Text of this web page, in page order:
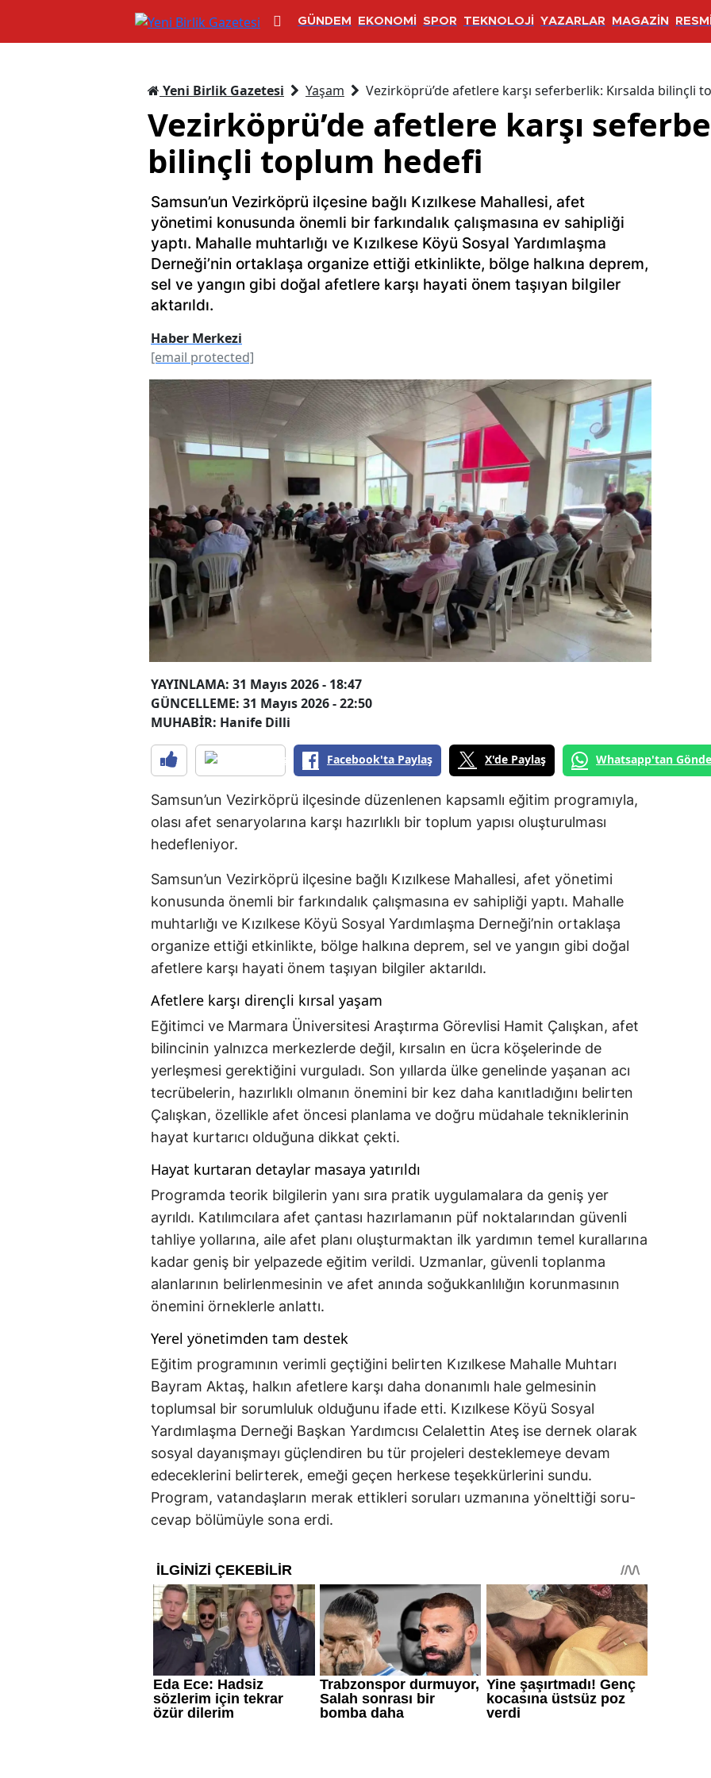
GÜNDEM EKONOMİ SPOR TEKNOLOJİ YAZARLAR MAGAZİN
Yeni Birlik Gazetesi Yaşam Vezirköprü’de afetlere karşı seferberlik: Kırsalda bilinçli
Vezirköprü’de afetlere karşı
bilinçli toplum hedefi
Samsun’un Vezirköprü ilçesine bağlı Kızılkese Mahallesi, afet
yönetimi konusunda önemli bir farkındalık çalışmasına ev sahipliği
yaptı. Mahalle muhtarlığı ve Kızılkese Köyü Sosyal Yardımlaşma
Derneği’nin ortaklaşa organize ettiği etkinlikte, bölge halkına deprem,
sel ve yangın gibi doğal afetlere karşı hayati önem taşıyan bilgiler
aktarıldı.
Haber Merkezi
[email protected]
YAYINLAMA: 31 Mayıs 2026 - 18:47
GÜNCELLEME: 31 Mayıs 2026 - 22:50
MUHABİR: Hanife Dilli
Facebook'ta Paylaş X'de Paylaş Whatsapp'tan
Samsun’un Vezirköprü ilçesinde düzenlenen kapsamlı eğitim programıyla,
olası afet senaryolarına karşı hazırlıklı bir toplum yapısı oluşturulması
hedefleniyor.
Samsun’un Vezirköprü ilçesine bağlı Kızılkese Mahallesi, afet yönetimi
konusunda önemli bir farkındalık çalışmasına ev sahipliği yaptı. Mahalle
muhtarlığı ve Kızılkese Köyü Sosyal Yardımlaşma Derneği’nin ortaklaşa
organize ettiği etkinlikte, bölge halkına deprem, sel ve yangın gibi doğal
afetlere karşı hayati önem taşıyan bilgiler aktarıldı.
Afetlere karşı dirençli kırsal yaşam
Eğitimci ve Marmara Üniversitesi Araştırma Görevlisi Hamit Çalışkan, afet
bilincinin yalnızca merkezlerde değil, kırsalın en ücra köşelerinde de
yerleşmesi gerektiğini vurguladı. Son yıllarda ülke genelinde yaşanan acı
tecrübelerin, hazırlıklı olmanın önemini bir kez daha kanıtladığını belirten
Çalışkan, özellikle afet öncesi planlama ve doğru müdahale tekniklerinin
hayat kurtarıcı olduğuna dikkat çekti.
Hayat kurtaran detaylar masaya yatırıldı
Programda teorik bilgilerin yanı sıra pratik uygulamalara da geniş yer
ayrıldı. Katılımcılara afet çantası hazırlamanın püf noktalarından güvenli
tahliye yollarına, aile afet planı oluşturmaktan ilk yardımın temel kurallarına
kadar geniş bir yelpazede eğitim verildi. Uzmanlar, güvenli toplanma
alanlarının belirlenmesinin ve afet anında soğukkanlılığın korunmasının
önemini örneklerle anlattı.
Yerel yönetimden tam destek
Eğitim programının verimli geçtiğini belirten Kızılkese Mahalle Muhtarı
Bayram Aktaş, halkın afetlere karşı daha donanımlı hale gelmesinin
toplumsal bir sorumluluk olduğunu ifade etti. Kızılkese Köyü Sosyal
Yardımlaşma Derneği Başkan Yardımcısı Celalettin Ateş ise dernek olarak
sosyal dayanışmayı güçlendiren bu tür projeleri desteklemeye devam
edeceklerini belirterek, emeği geçen herkese teşekkürlerini sundu.
Program, vatandaşların merak ettikleri soruları uzmanına yönelttiği soru-
cevap bölümüyle sona erdi.